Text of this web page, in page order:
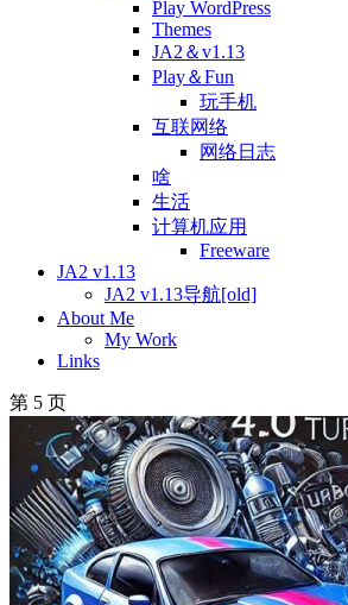
Play WordPress
Themes
JA2＆v1.13
Play＆Fun
玩手机
互联网络
网络日志
啥
生活
计算机应用
Freeware
JA2 v1.13
JA2 v1.13导航[old]
About Me
My Work
Links
第 5 页